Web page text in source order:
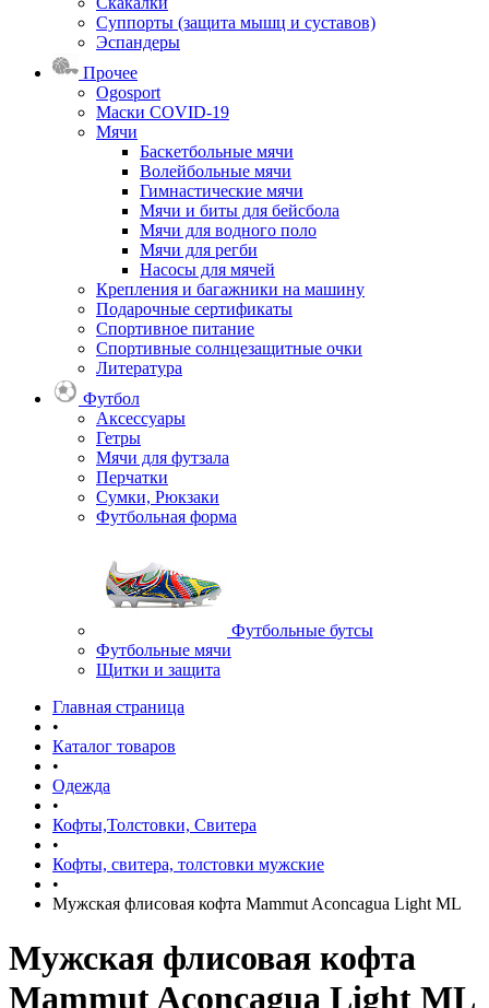
Суппорты (защита мышц и суставов)
Эспандеры
Прочее
Ogosport
Маски COVID-19
Мячи
Баскетбольные мячи
Волейбольные мячи
Гимнастические мячи
Мячи и биты для бейсбола
Мячи для водного поло
Мячи для регби
Насосы для мячей
Крепления и багажники на машину
Подарочные сертификаты
Спортивное питание
Спортивные солнцезащитные очки
Литература
Футбол
Аксессуары
Гетры
Мячи для футзала
Перчатки
Сумки, Рюкзаки
Футбольная форма
Футбольные бутсы
Футбольные мячи
Щитки и защита
Главная страница
•
Каталог товаров
•
Одежда
•
Кофты,Толстовки, Свитера
•
Кофты, свитера, толстовки мужские
•
Мужская флисовая кофта Mammut Aconcagua Light ML
Мужская флисовая кофта
Mammut Aconcagua Light ML